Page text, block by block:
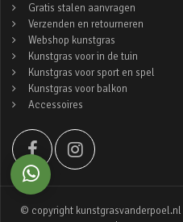
Gratis stalen aanvragen
Verzenden en retourneren
Webshop kunstgras
Kunstgras voor in de tuin
Kunstgras voor sport en spel
Kunstgras voor balkon
Accessoires
© copyright kunstgrasvanderpoel.nl |